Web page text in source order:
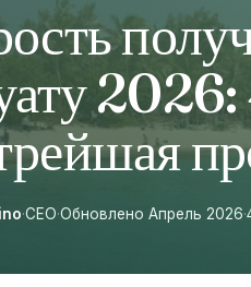
·CEO·Обновлено Апрель 2026·